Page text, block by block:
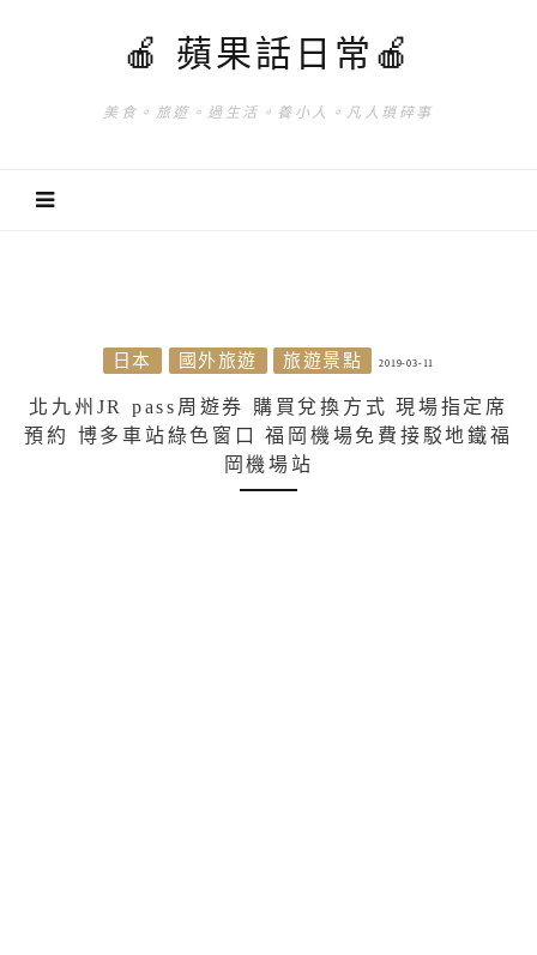
🍎 蘋果話日常🍎
美食。旅遊。過生活。養小人。凡人瑣碎事
日本 國外旅遊 旅遊景點 2019-03-11
北九州JR pass周遊券 購買兌換方式 現場指定席
預約 博多車站綠色窗口 福岡機場免費接駁地鐵福
岡機場站